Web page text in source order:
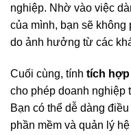
nghiệp. Nhờ vào việc
của mình, bạn sẽ không
do ảnh hưởng từ các
Cuối cùng, tính tích
cho phép doanh nghiệp
Bạn có thể dễ dàng
phần mềm và quản lý